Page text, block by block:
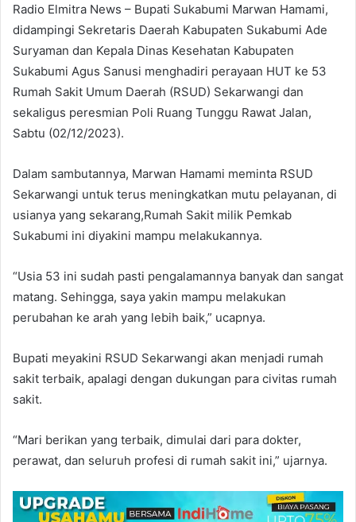
Radio Elmitra News – Bupati Sukabumi Marwan Hamami,
didampingi Sekretaris Daerah Kabupaten Sukabumi Ade
Suryaman dan Kepala Dinas Kesehatan Kabupaten
Sukabumi Agus Sanusi menghadiri perayaan HUT ke 53
Rumah Sakit Umum Daerah (RSUD) Sekarwangi dan
sekaligus peresmian Poli Ruang Tunggu Rawat Jalan,
Sabtu (02/12/2023).
Dalam sambutannya, Marwan Hamami meminta RSUD
Sekarwangi untuk terus meningkatkan mutu pelayanan, di
usianya yang sekarang,Rumah Sakit milik Pemkab
Sukabumi ini diyakini mampu melakukannya.
“Usia 53 ini sudah pasti pengalamannya banyak dan sangat
matang. Sehingga, saya yakin mampu melakukan
perubahan ke arah yang lebih baik,” ucapnya.
Bupati meyakini RSUD Sekarwangi akan menjadi rumah
sakit terbaik, apalagi dengan dukungan para civitas rumah
sakit.
“Mari berikan yang terbaik, dimulai dari para dokter,
perawat, dan seluruh profesi di rumah sakit ini,” ujarnya.